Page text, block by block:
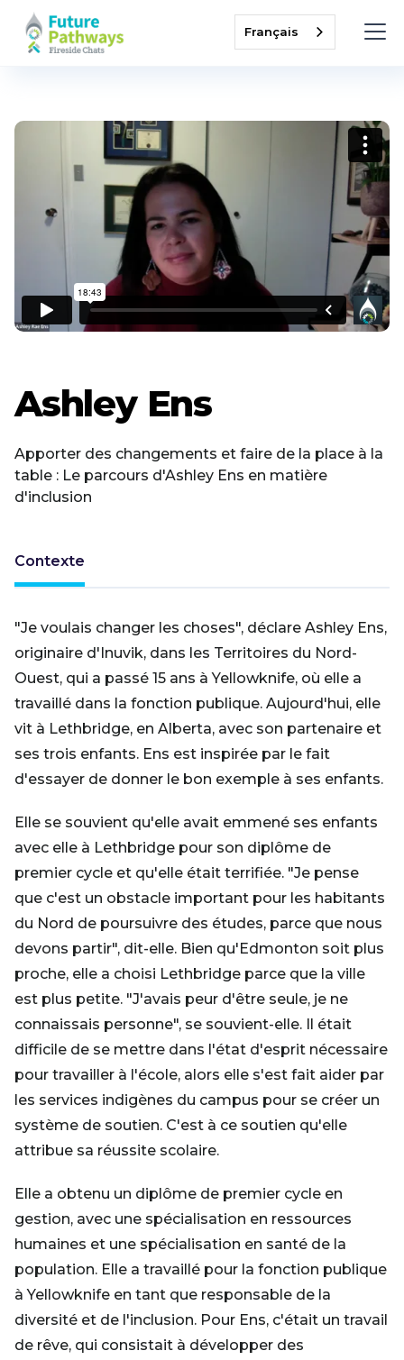
Français
Ashley Ens
Apporter des changements et faire de la place à la
table : Le parcours d'Ashley Ens en matière
d'inclusion
Contexte
"Je voulais changer les choses", déclare Ashley Ens,
originaire d'Inuvik, dans les Territoires du Nord-
Ouest, qui a passé 15 ans à Yellowknife, où elle a
travaillé dans la fonction publique. Aujourd'hui, elle
vit à Lethbridge, en Alberta, avec son partenaire et
ses trois enfants. Ens est inspirée par le fait
d'essayer de donner le bon exemple à ses enfants.
Elle se souvient qu'elle avait emmené ses enfants
avec elle à Lethbridge pour son diplôme de
premier cycle et qu'elle était terrifiée. "Je pense
que c'est un obstacle important pour les habitants
du Nord de poursuivre des études, parce que nous
devons partir", dit-elle. Bien qu'Edmonton soit plus
proche, elle a choisi Lethbridge parce que la ville
est plus petite. "J'avais peur d'être seule, je ne
connaissais personne", se souvient-elle. Il était
difficile de se mettre dans l'état d'esprit nécessaire
pour travailler à l'école, alors elle s'est fait aider par
les services indigènes du campus pour se créer un
système de soutien. C'est à ce soutien qu'elle
attribue sa réussite scolaire.
Elle a obtenu un diplôme de premier cycle en
gestion, avec une spécialisation en ressources
humaines et une spécialisation en santé de la
population. Elle a travaillé pour la fonction publique
à Yellowknife en tant que responsable de la
diversité et de l'inclusion. Pour Ens, c'était un travail
de rêve, qui consistait à développer des